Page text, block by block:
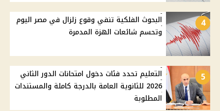
4
البحوث الفلكية تنفي وقوع زلزال في مصر اليوم
وتحسم شائعات الهزة المدمرة
5
التعليم تحدد فئات دخول امتحانات الدور الثاني
2026 للثانوية العامة بالدرجة كاملة والمستندات
المطلوبة